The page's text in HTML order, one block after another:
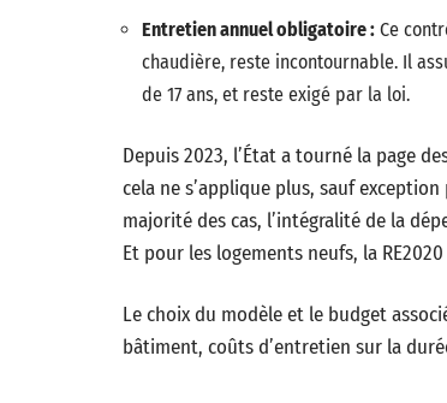
Entretien annuel obligatoire : Ce
chaudière, reste incontournable. Il
de 17 ans, et reste exigé par la loi.
Depuis 2023, l’État a tourné la page
cela ne s’applique plus, sauf
majorité des cas, l’intégralité de la
Et pour les logements neufs, la
Le choix du modèle et le budget
bâtiment, coûts d’entretien sur la